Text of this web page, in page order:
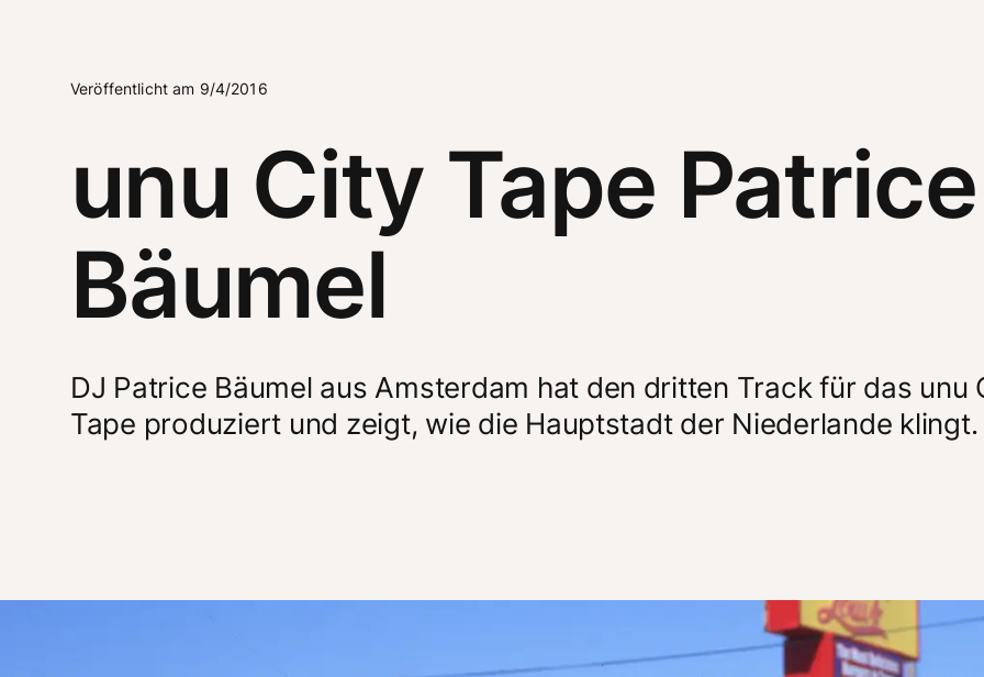
Veröffentlicht am 9/4/2016
unu City Tape Patrice
Bäumel
DJ Patrice Bäumel aus Amsterdam hat den dritten Track für das unu
Tape produziert und zeigt, wie die Hauptstadt der Niederlande klingt.